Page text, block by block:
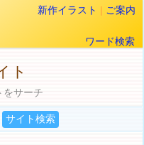
新作イラスト | ご案内
ワード検索
ト
をサーチ